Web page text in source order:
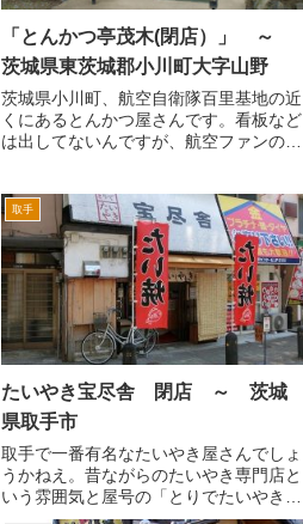
「とんかつ亭茂木(閉店）」 ～
茨城県東茨城郡小川町大字山野
茨城県小川町、航空自衛隊百里基地の近
くにあるとんかつ屋さんです。看板など
は出してないんですが、航空ファンのみ
里基地に行く際、右へ行くと０３エン
ド、左へ行くと２１エンド...
取手
たいやき宝尽舎 閉店 ～ 茨城
県取手市
取手で一番有名なたいやき屋さんでしょ
うかねえ。昔ながらのたいやき専門店と
いう雰囲気と屋号の「とりでたいやき宝
尽舎」というのが、とてもいいですね